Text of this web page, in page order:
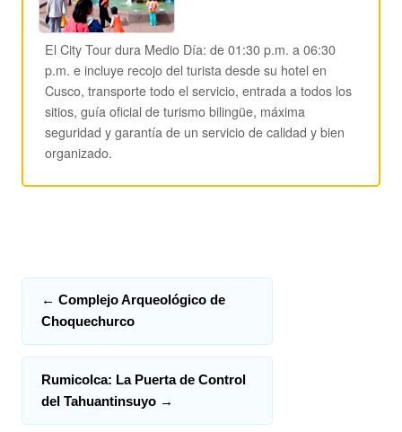
El City Tour dura Medio Día: de 01:30 p.m. a 06:30
p.m. e incluye recojo del turista desde su hotel en
Cusco, transporte todo el servicio, entrada a todos los
sitios, guía oficial de turismo bilingüe, máxima
seguridad y garantía de un servicio de calidad y bien
organizado.
← Complejo Arqueológico de
Choquechurco
Rumicolca: La Puerta de Control
del Tahuantinsuyo →